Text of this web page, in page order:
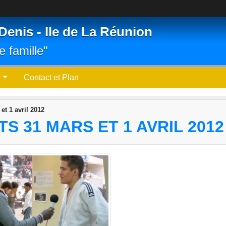
- Ile de La Réunion
famille"
Contact et Plan
1 avril 2012
31 MARS ET 1 AVRIL 2012